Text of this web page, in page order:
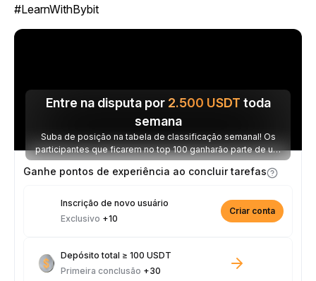
#LearnWithBybit
Entre na disputa por 2.500 USDT toda
semana
Suba de posição na tabela de classificação semanal! Os
participantes que ficarem no top 100 ganharão parte de um
prêmio de 2.500 USDT toda semana.
Ganhe pontos de experiência ao concluir tarefas
Inscrição de novo usuário
Exclusivo +10
Criar conta
Depósito total ≥ 100 USDT
Primeira conclusão +30